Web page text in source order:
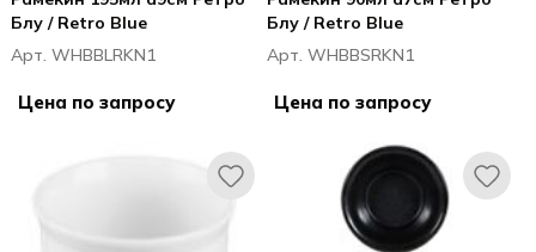
Блу / Retro Blue
Арт. WHBBLRKN1
Цена по запросу
Блу / Retro Blue
Арт. WHBBSRKN1
Цена по запросу